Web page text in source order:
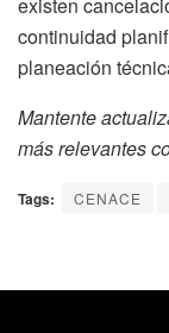
existen
continuidad
planeación
Mantente
más relevantes
Tags: CENACE